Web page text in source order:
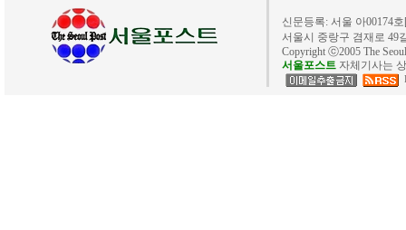
신문등록: 서울 아00174
서울시 중랑구 겸재로 49
Copyright ⓒ2005 The
서울포스트 자체기사는